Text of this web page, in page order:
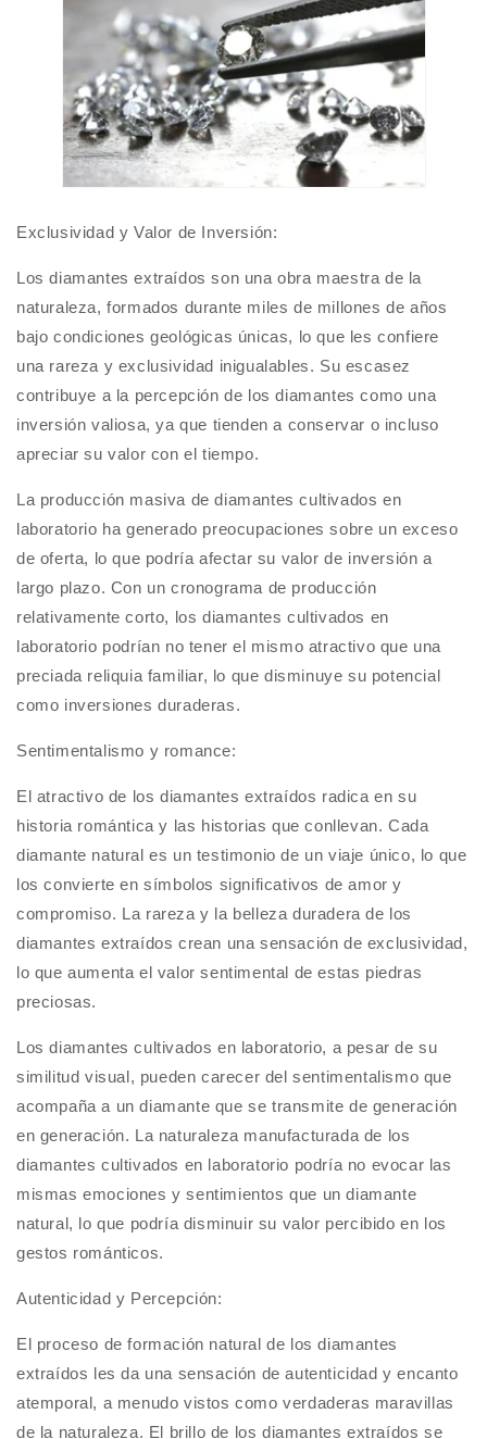
Exclusividad y Valor de Inversión:
Los diamantes extraídos son una obra maestra de la
naturaleza, formados durante miles de millones de años
bajo condiciones geológicas únicas, lo que les confiere
una rareza y exclusividad inigualables. Su escasez
contribuye a la percepción de los diamantes como una
inversión valiosa, ya que tienden a conservar o incluso
apreciar su valor con el tiempo.
La producción masiva de diamantes cultivados en
laboratorio ha generado preocupaciones sobre un exceso
de oferta, lo que podría afectar su valor de inversión a
largo plazo. Con un cronograma de producción
relativamente corto, los diamantes cultivados en
laboratorio podrían no tener el mismo atractivo que una
preciada reliquia familiar, lo que disminuye su potencial
como inversiones duraderas.
Sentimentalismo y romance:
El atractivo de los diamantes extraídos radica en su
historia romántica y las historias que conllevan. Cada
diamante natural es un testimonio de un viaje único, lo que
los convierte en símbolos significativos de amor y
compromiso. La rareza y la belleza duradera de los
diamantes extraídos crean una sensación de exclusividad,
lo que aumenta el valor sentimental de estas piedras
preciosas.
Los diamantes cultivados en laboratorio, a pesar de su
similitud visual, pueden carecer del sentimentalismo que
acompaña a un diamante que se transmite de generación
en generación. La naturaleza manufacturada de los
diamantes cultivados en laboratorio podría no evocar las
mismas emociones y sentimientos que un diamante
natural, lo que podría disminuir su valor percibido en los
gestos románticos.
Autenticidad y Percepción:
El proceso de formación natural de los diamantes
extraídos les da una sensación de autenticidad y encanto
atemporal, a menudo vistos como verdaderas maravillas
de la naturaleza. El brillo de los diamantes extraídos se